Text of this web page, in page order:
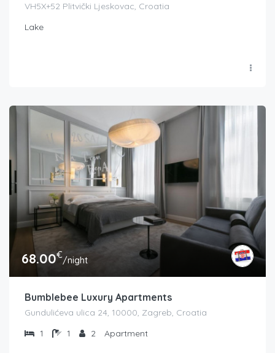
VH5X+52 Plitvički Ljeskovac, Croatia
Lake
68.00€/night
Bumblebee Luxury Apartments
Gundulićeva ulica 24, 10000, Zagreb, Croatia
1
1 2 Apartment